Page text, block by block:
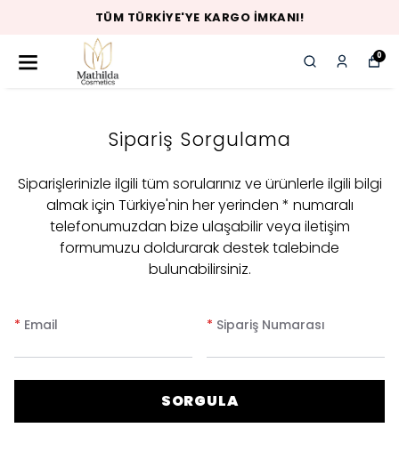
TÜM TÜRKIYE'YE KARGO İMKANI!
0
Sipariş Sorgulama
Siparişlerinizle ilgili tüm sorularınız ve ürünlerle ilgili bilgi
almak için Türkiye'nin her yerinden * numaralı
telefonumuzdan bize ulaşabilir veya iletişim
formumuzu doldurarak destek talebinde
bulunabilirsiniz.
* Email * Sipariş Numarası
SORGULA